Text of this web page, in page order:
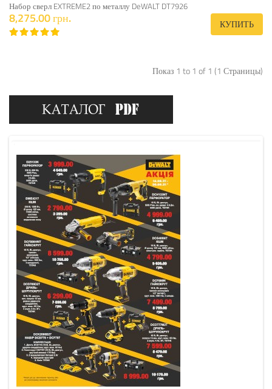
Набор сверл EXTREME2 по металлу DeWALT DT7926
8,275.00 грн. КУПИТЬ
Показ 1 to 1 of 1 (1 Страницы)